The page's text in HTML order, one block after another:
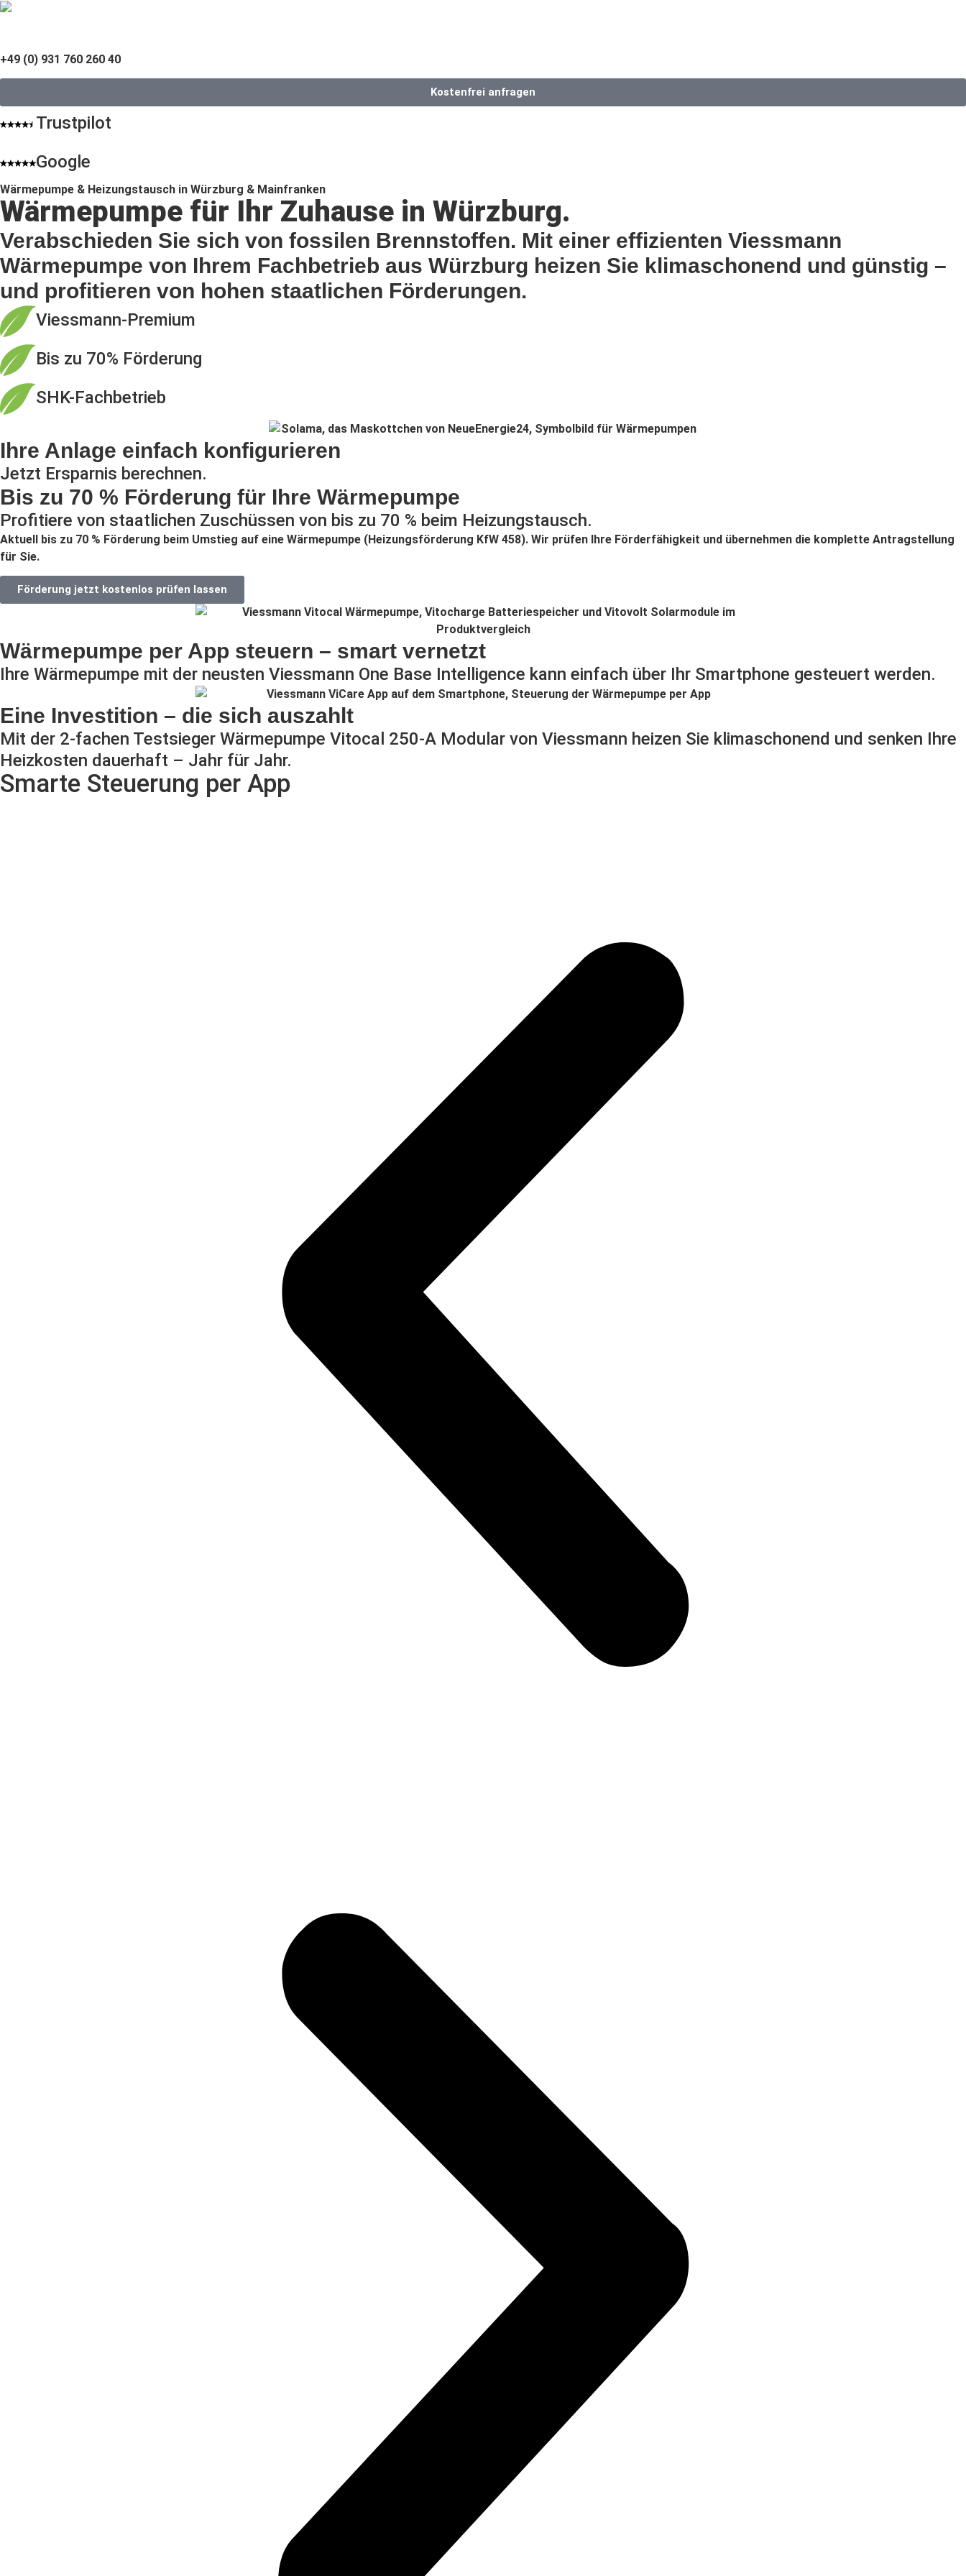
+49 (0) 931 760 260 40
Kostenfrei anfragen
Trustpilot
Google
Wärmepumpe & Heizungstausch in Würzburg & Mainfranken
Wärmepumpe für Ihr Zuhause in Würzburg.
Verabschieden Sie sich von fossilen Brennstoffen. Mit einer effizienten Viessmann
Wärmepumpe von Ihrem Fachbetrieb aus Würzburg heizen Sie klimaschonend und günstig –
und profitieren von hohen staatlichen Förderungen.
Viessmann-Premium
Bis zu 70% Förderung
SHK-Fachbetrieb
Ihre Anlage einfach konfigurieren
Jetzt Ersparnis berechnen.
Bis zu 70 % Förderung für Ihre Wärmepumpe
Profitiere von staatlichen Zuschüssen von bis zu 70 % beim Heizungstausch.
Aktuell bis zu 70 % Förderung beim Umstieg auf eine Wärmepumpe (Heizungsförderung KfW 458). Wir prüfen Ihre Förderfähigkeit und übernehmen die komplette Antragstellung
für Sie.
Förderung jetzt kostenlos prüfen lassen
Wärmepumpe per App steuern – smart vernetzt
Ihre Wärmepumpe mit der neusten Viessmann One Base Intelligence kann einfach über Ihr Smartphone gesteuert werden.
Eine Investition – die sich auszahlt
Mit der 2-fachen Testsieger Wärmepumpe Vitocal 250-A Modular von Viessmann heizen Sie klimaschonend und senken Ihre
Heizkosten dauerhaft – Jahr für Jahr.
Smarte Steuerung per App